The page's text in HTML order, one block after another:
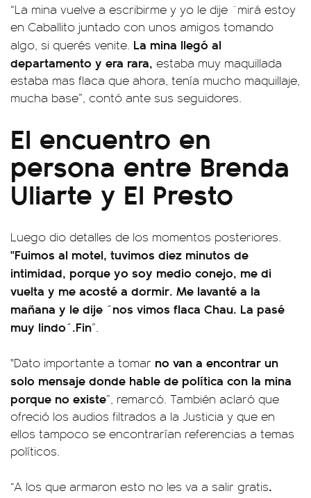
“La mina vuelve a escribirme y yo le dije ´mirá estoy
en Caballito juntado con unos amigos tomando
algo, si querés venite. La mina llegó al
departamento y era rara, estaba muy maquillada
estaba mas flaca que ahora, tenía mucho maquillaje,
mucha base”, contó ante sus seguidores.
El encuentro en
persona entre Brenda
Uliarte y El Presto
Luego dio detalles de los momentos posteriores.
"Fuimos al motel, tuvimos diez minutos de
intimidad, porque yo soy medio conejo, me di
vuelta y me acosté a dormir. Me lavanté a la
mañana y le dije ´nos vimos flaca Chau. La pasé
muy lindo´.Fin”.
"Dato importante a tomar no van a encontrar un
solo mensaje donde hable de política con la mina
porque no existe”, remarcó. También aclaró que
ofreció los audios filtrados a la Justicia y que en
ellos tampoco se encontrarían referencias a temas
políticos.
“A los que armaron esto no les va a salir gratis.